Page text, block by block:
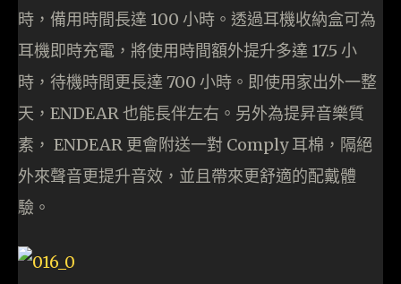
時，備用時間長達 100 小時。透過耳機收納盒可為
耳機即時充電，將使用時間額外提升多達 17.5 小
時，待機時間更長達 700 小時。即使用家出外一整
天，ENDEAR 也能長伴左右。另外為提昇音樂質
素， ENDEAR 更會附送一對 Comply 耳棉，隔絕
外來聲音更提升音效，並且帶來更舒適的配戴體
驗。